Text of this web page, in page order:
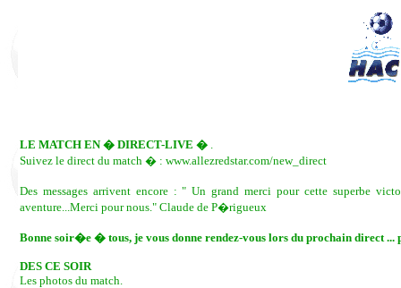
LE MATCH EN � DIRECT-LIVE �
Suivez le direct du match � : www.allezredstar.com/new_direct
Des messages arrivent encore : " Un grand merci pour cette superbe
aventure...Merci pour nous." Claude de P�rigueux
Bonne soir�e � tous, je vous donne rendez-vous lors du prochain
DES CE SOIR
Les photos du match.